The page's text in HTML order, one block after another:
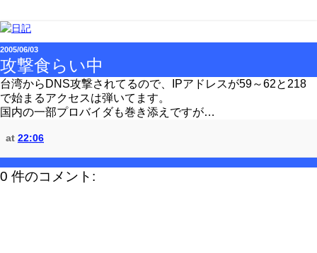
2005/06/03
攻撃食らい中
台湾からDNS攻撃されてるので、IPアドレスが59～62と218
で始まるアクセスは弾いてます。
国内の一部プロバイダも巻き添えですが…
at 22:06
0 件のコメント: